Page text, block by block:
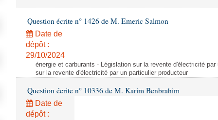
Question écrite n° 1426 de M. Emeric Salmon
Date de
dépôt :
29/10/2024
énergie et carburants - Législation sur la revente d'électricité
sur la revente d'électricité par un particulier producteur
Question écrite n° 10336 de M. Karim Benbrahim
Date de
dépôt :